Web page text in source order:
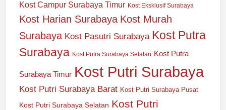
Kost Campur Surabaya Timur Kost Eksklusif Surabaya
Kost Harian Surabaya Kost Murah
Surabaya Kost Pasutri Surabaya Kost Putra
Surabaya Kost Putra Surabaya Selatan Kost Putra
Surabaya Timur Kost Putri Surabaya
Kost Putri Surabaya Barat Kost Putri Surabaya Pusat
Kost Putri Surabaya Selatan Kost Putri